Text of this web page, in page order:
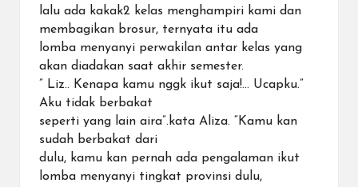
lalu ada kakak2 kelas menghampiri kami dan
membagikan brosur, ternyata itu ada
lomba menyanyi perwakilan antar kelas yang
akan diadakan saat akhir semester.
” Liz.. Kenapa kamu nggk ikut saja!… Ucapku.”
Aku tidak berbakat
seperti yang lain aira”.kata Aliza. “Kamu kan
sudah berbakat dari
dulu, kamu kan pernah ada pengalaman ikut
lomba menyanyi tingkat provinsi dulu,